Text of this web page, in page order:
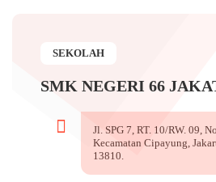
SEKOLAH
SMK NEGERI 66
Jl. SPG 7, RT. 10/RW. 09,
Kecamatan Cipayung,
13810.